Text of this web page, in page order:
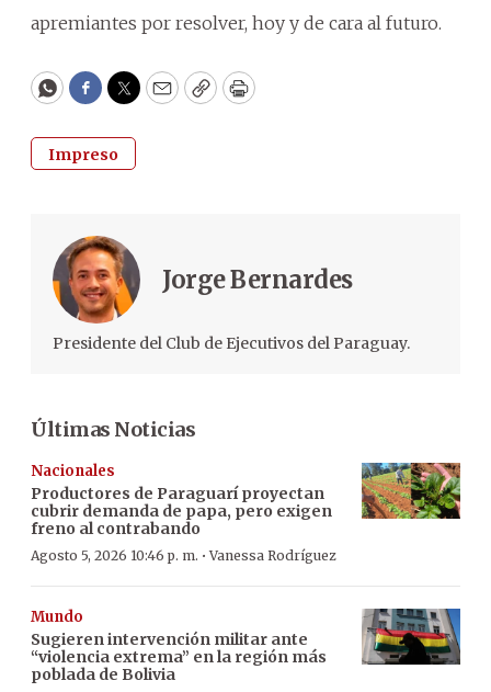
apremiantes por resolver, hoy y de cara al futuro.
WhatsApp
Facebook
Twitter
EmailCopyPrint
Impreso
Jorge Bernardes
Presidente del Club de Ejecutivos del Paraguay.
Últimas Noticias
Nacionales
Productores de Paraguarí proyectan
cubrir demanda de papa, pero exigen
freno al contrabando
Agosto 5, 2026 10:46 p. m. ·Vanessa Rodríguez
Mundo
Sugieren intervención militar ante
“violencia extrema” en la región más
poblada de Bolivia